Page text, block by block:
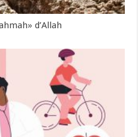
d’Allah